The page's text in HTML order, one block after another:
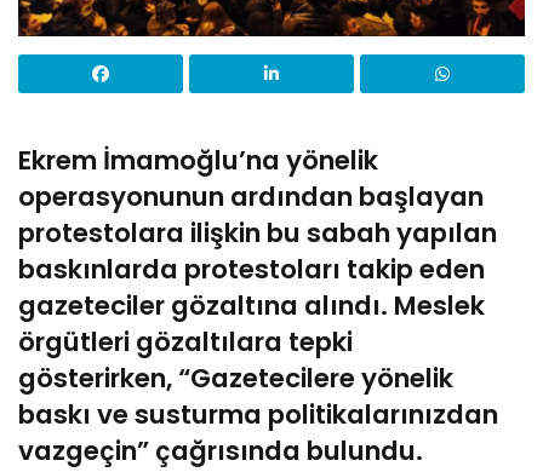
Ekrem İmamoğlu’na yönelik
operasyonunun ardından başlayan
protestolara ilişkin bu sabah yapılan
baskınlarda protestoları takip eden
gazeteciler gözaltına alındı. Meslek
örgütleri gözaltılara tepki
gösterirken, “Gazetecilere yönelik
baskı ve susturma politikalarınızdan
vazgeçin” çağrısında bulundu.